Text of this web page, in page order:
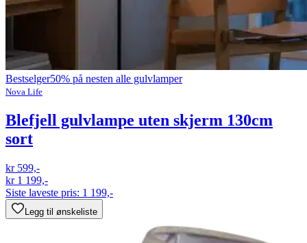
Bestselger50% på nesten alle gulvlamper
Nova Life
Blefjell gulvlampe uten skjerm 130cm
sort
kr 599,-
kr 1 199,-
Siste laveste pris: 1 199,-
Legg til ønskeliste